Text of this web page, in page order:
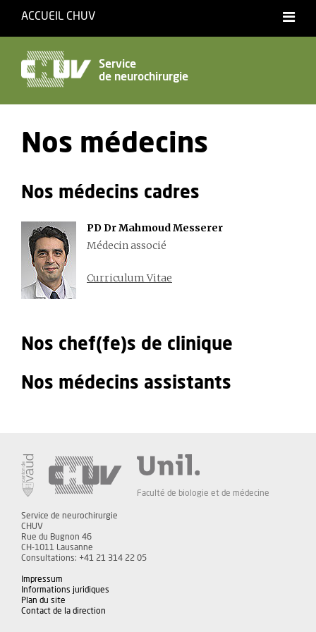
ACCUEIL CHUV
Service
de neurochirurgie
Nos médecins
Nos médecins cadres
PD Dr Mahmoud Messerer
Médecin associé
Curriculum Vitae
Nos chef(fe)s de clinique
Nos médecins assistants
Faculté de biologie et de médecine
Service de neurochirurgie
CHUV
Rue du Bugnon 46
CH-1011 Lausanne
Consultations: +41 21 314 22 05
Impressum
Informations juridiques
Plan du site
Contact de la direction